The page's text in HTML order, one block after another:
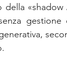
gestione